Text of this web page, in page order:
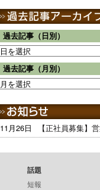
過去記事（日別）
過去記事（月別）
11月26日 【正社員募集】
話題
短報